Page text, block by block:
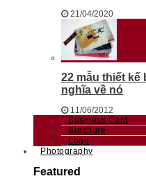
21/04/2020
22 mẫu thiết
nghĩa về nó
11/06/2012
Business Card
Brochure
Logo
Photography
Featured